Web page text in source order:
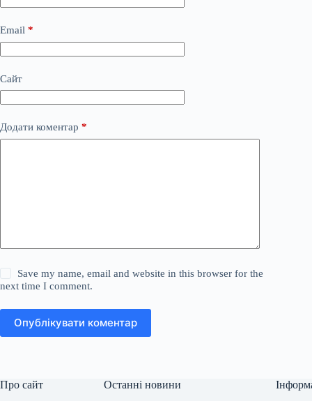
Email *
Сайт
Додати коментар *
Save my name, email and website in this browser for the
next time I comment.
Опублікувати коментар
Про сайт Останні новини